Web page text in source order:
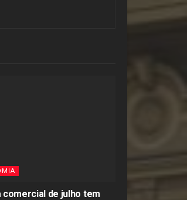
comercial de julho tem